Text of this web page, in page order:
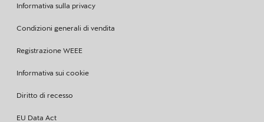
Informativa sulla privacy
Condizioni generali di vendita
Registrazione WEEE
Informativa sui cookie
Diritto di recesso
EU Data Act